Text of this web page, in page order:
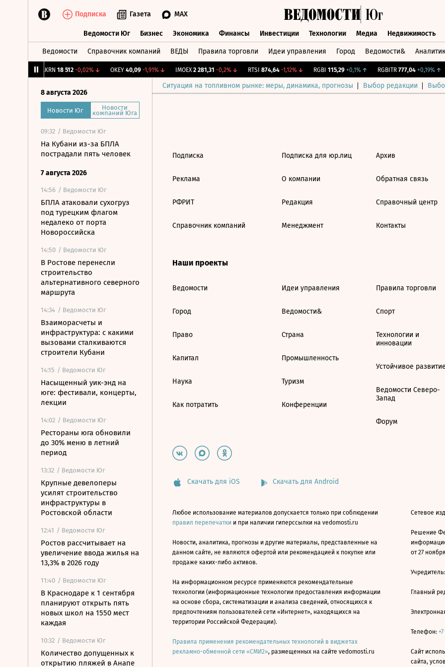
Подписка Газета MAX
Ведомости Юг Бизнес Экономика Финансы Инвестиции Технологии Медиа Недвижимость
Ведомости Справочник компаний ВЕДЫ Правила торговли Идеи управления Город Ведомости&
AKRN 18 512 -0,02%↓ OKEY 40,09 -1,91%↓ IMOEX 2 281,31 -0,2%↓ RTSI 874,64 -1,12%↓ RGBI 115,29 +0,1%↑ RGBITR 777,04 +0,19%↑
Ситуация на топливном рынке: меры, динамика, прогнозы Выбор редакции
8 августа 2026
Новости Юг Новости
компаний Юга
09:32 / Ведомости Юг
На Кубани из-за БПЛА
пострадали пять человек
7 августа 2026
14:56 / Ведомости Юг
БПЛА атаковали сухогруз
под турецким флагом
недалеко от порта
Новороссийска
14:50 / Ведомости Юг
В Ростове перенесли
строительство
альтернативного северного
маршрута
14:34 / Ведомости Юг
Взаиморасчеты и
инфраструктура: с какими
вызовами сталкиваются
строители Кубани
14:15 / Ведомости Юг
Насыщенный уик-энд на
юге: фестивали, концерты,
лекции
14:02 / Ведомости Юг
Рестораны юга обновили
до 30% меню в летний
период
13:32 / Ведомости Юг
Крупные девелоперы
усилят строительство
инфраструктуры в
Ростовской области
12:41 / Ведомости Юг
Ростов рассчитывает на
увеличение ввода жилья на
13,3% в 2026 году
11:40 / Ведомости Юг
В Краснодаре к 1 сентября
планируют открыть пять
новых школ на 1550 мест
каждая
10:32 / Ведомости Юг
Количество допущенных к
открытию пляжей в Анапе
Подписка
Реклама
РФРИТ
Справочник компаний
Подписка для юр.лиц
О компании
Редакция
Менеджмент
Архив
Обратная связь
Справочный центр
Контакты
Наши проекты
Ведомости
Город
Право
Капитал
Наука
Как потратить
Идеи управления
Ведомости&
Страна
Промышленность
Туризм
Конференции
Правила торговли
Спорт
Технологии и
инновации
Устойчивое
Ведомости Северо-
Запад
Форум
Скачать для iOS Скачать для Android
Любое использование материалов допускается только при соблюдении
правил перепечатки и при наличии гиперссылки на vedomosti.ru
Новости, аналитика, прогнозы и другие материалы, представленные на
данном сайте, не являются офертой или рекомендацией к покупке или
продаже каких-либо активов.
На информационном ресурсе применяются рекомендательные
технологии (информационные технологии предоставления информации
на основе сбора, систематизации и анализа сведений, относящихся к
предпочтениям пользователей сети «Интернет», находящихся на
территории Российской Федерации).
Правила применения рекомендательных технологий в виджетах
рекламно-обменной сети «СМИ2», размещенных на сайте vedomosti.ru
Сетевое
Решение
от 27
Главный
Телефон:
Сайт
сайта,